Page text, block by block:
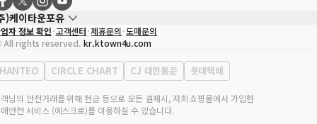
)케이타운포유
자
송효민
업자등록번호
120-87-71116
판매업 신고번호 제2011-서울강남-02223
표전화
02-552-9855
자 정보 확인 고객센터 제휴문의 도매문의
rights reserved. kr.ktown4u.com
HANTEO CIRCLE CHART CJ 대한통운 롯데택배
님의 안전거래를 위해 현금 등으로 모든 결제시, 저희 쇼핑몰에서 가입한
안전 서비스 (에스크로)를 이용하실 수 있습니다.